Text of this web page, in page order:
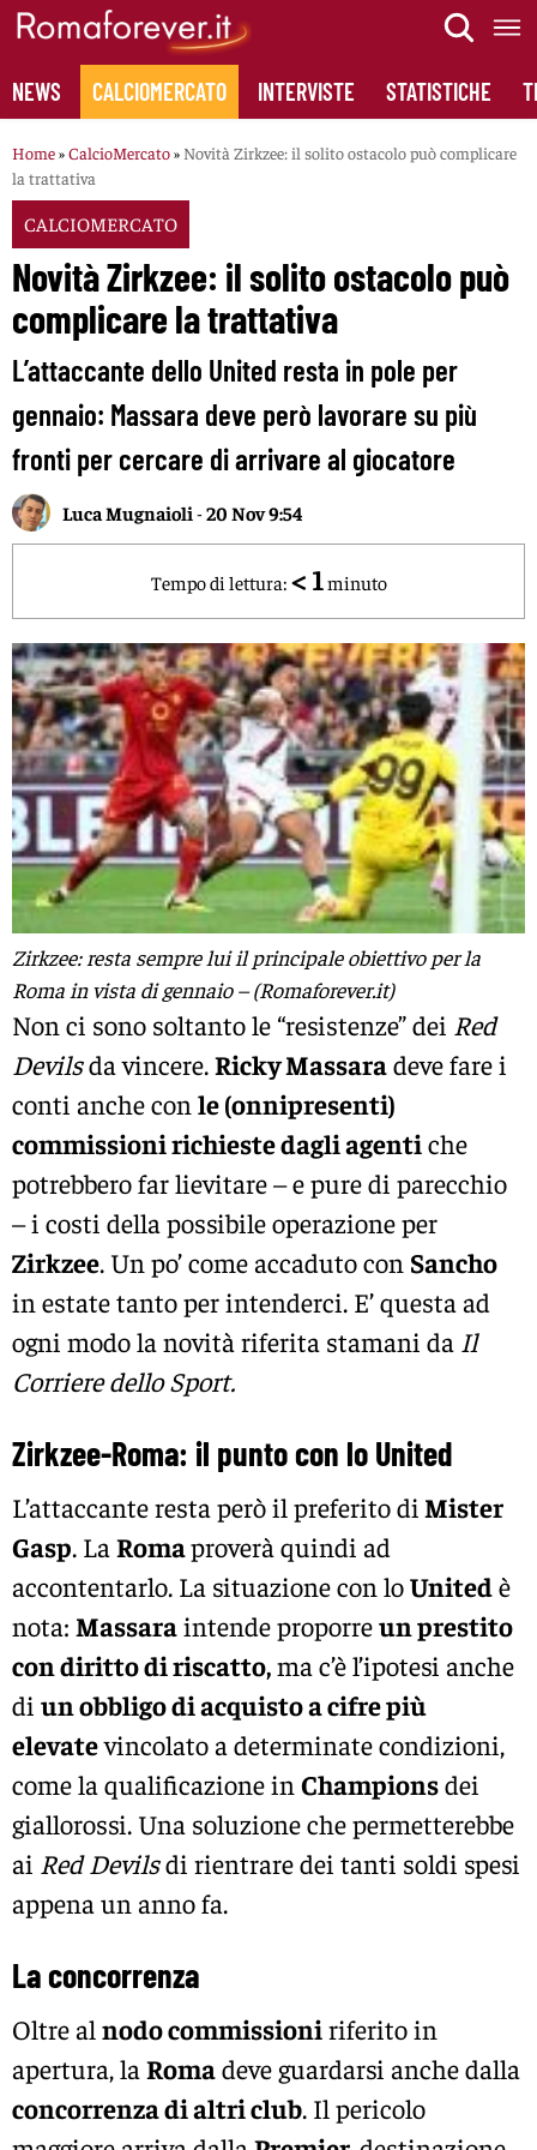
Skip
content
NEWS CALCIOMERCATO INTERVISTE STATISTICHE
Home»CalcioMercato» Novità Zirkzee: il solito ostacolo può complicare
la trattativa
CALCIOMERCATO
Novità Zirkzee: il solito ostacolo può
complicare la trattativa
L’attaccante dello United resta in pole per
gennaio: Massara deve però lavorare su più
fronti per cercare di arrivare al giocatore
Luca Mugnaioli -20 Nov 9:54
Tempo di lettura: < 1 minuto
Zirkzee: resta sempre lui il principale obiettivo per la
Roma in vista di gennaio – (Romaforever.it)
Non ci sono soltanto le “resistenze” dei Red
Devilsda vincere.Ricky Massaradeve fare i
conti anche con le (onnipresenti)
commissioni richieste dagli agentiche
potrebbero far lievitare – e pure di parecchio
– i costi della possibile operazione per
Zirkzee. Un po’ come accaduto con Sancho
in estate tanto per intenderci. E’ questa ad
ogni modo la novità riferita stamani da Il
Corriere dello Sport.
Zirkzee-Roma: il punto con lo United
L’attaccante resta però il preferito di Mister
Gasp. La Romaproverà quindi ad
accontentarlo. La situazione con loUnitedè
nota: Massaraintende proporreun prestito
con diritto di riscatto,ma c’è l’ipotesi anche
di un obbligo di acquisto a cifre più
elevatevincolato a determinate condizioni,
come la qualificazione in Championsdei
giallorossi. Una soluzione che permetterebbe
ai Red Devilsdi rientrare dei tanti soldi spesi
appena un anno fa.
La concorrenza
Oltre al nodo commissioniriferito in
apertura, la Romadeve guardarsi anche dalla
concorrenza di altri club. Il pericolo